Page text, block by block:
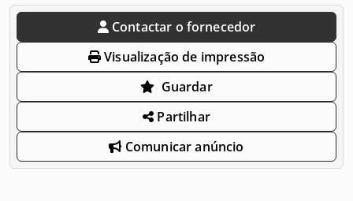
Contactar o fornecedor
Visualização de impressão
Guardar
Partilhar
Comunicar anúncio